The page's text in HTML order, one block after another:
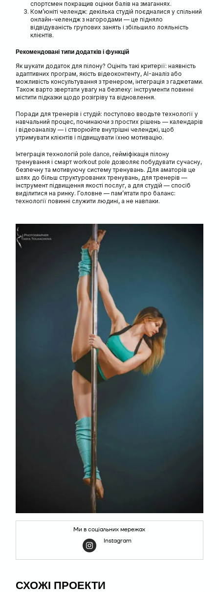
спортсмен покращив оцінки балів на змаганнях.
Ком’юніті челендж: декілька студій поєдналися у спільний
онлайн-челендж з нагородами — це підняло
відвідуваність групових занять і збільшило лояльність
клієнтів.
Рекомендовані типи додатків і функцій
Як шукати додаток для пілону? Оцініть такі критерії: наявність
адаптивних програм, якість відеоконтенту, AI-аналіз або
можливість консультування з тренером, інтеграція з гаджетами.
Також варто звертати увагу на безпеку: інструменти повинні
містити підказки щодо розігріву та відновлення.
Поради для тренерів і студій: поступово вводьте технології у
навчальний процес, починаючи з простих рішень — календарів
і відеоаналізу — і створюйте внутрішні челенджі, щоб
утримувати клієнтів і підвищувати їхню мотивацію.
Інтеграція технологій pole dance, гейміфікація пілону
тренування і смарт workout pole дозволяє побудувати сучасну,
безпечну та мотивуючу систему тренувань. Для аматорів це
шлях до більш структурованих тренувань, для тренерів —
інструмент підвищення якості послуг, а для студій — спосіб
виділитися на ринку. Головне — пам’ятати про баланс:
технології повинні служити людині, а не навпаки.
Ми в соціальних мережах
Instagram
СХОЖІ ПРОЕКТИ